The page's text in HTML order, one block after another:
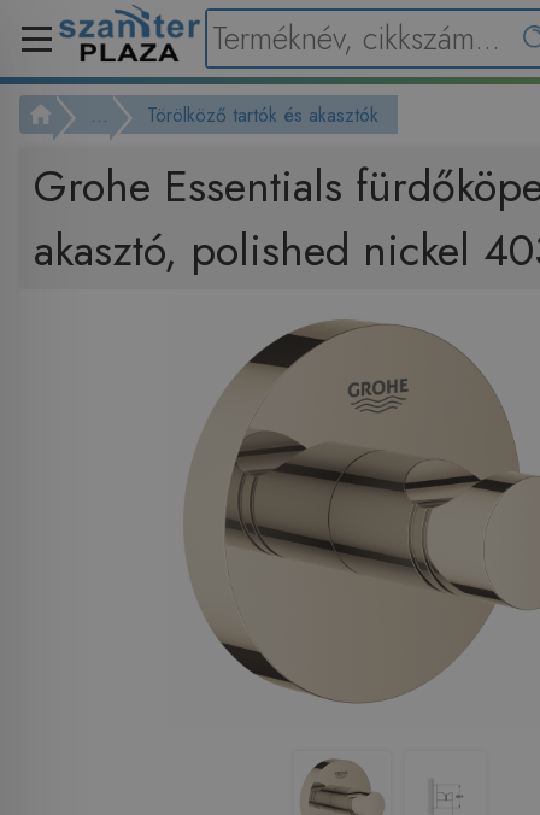
... Törölköző tartók és akasztók
Grohe Essentials
akasztó, polished nickel